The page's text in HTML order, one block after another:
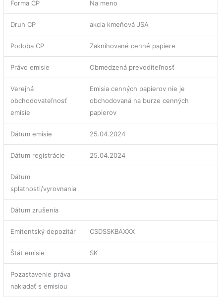
Forma CP Na meno
Druh CP akcia kmeňová JSA
Podoba CP Zaknihované cenné papiere
Právo emisie Obmedzená prevoditeľnosť
Verejná
obchodovateľnosť
emisie
Emisia cenných papierov nie je
obchodovaná na burze cenných
papierov
Dátum emisie 25.04.2024
Dátum registrácie 25.04.2024
Dátum
splatnosti/vyrovnania
Dátum zrušenia
Emitentský depozitár CSDSSKBAXXX
Štát emisie SK
Pozastavenie práva
nakladať s emisiou